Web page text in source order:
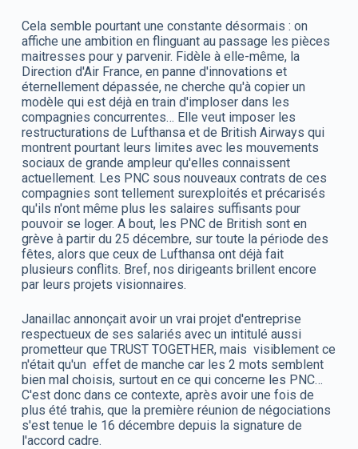
Cela semble pourtant une constante désormais : on
affiche une ambition en flinguant au passage les pièces
maitresses pour y parvenir. Fidèle à elle-même, la
Direction d'Air France, en panne d'innovations et
éternellement dépassée, ne cherche qu'à copier un
modèle qui est déjà en train d'imploser dans les
compagnies concurrentes… Elle veut imposer les
restructurations de Lufthansa et de British Airways qui
montrent pourtant leurs limites avec les mouvements
sociaux de grande ampleur qu'elles connaissent
actuellement. Les PNC sous nouveaux contrats de ces
compagnies sont tellement surexploités et précarisés
qu'ils n'ont même plus les salaires suffisants pour
pouvoir se loger. A bout, les PNC de British sont en
grève à partir du 25 décembre, sur toute la période des
fêtes, alors que ceux de Lufthansa ont déjà fait
plusieurs conflits. Bref, nos dirigeants brillent encore
par leurs projets visionnaires.
Janaillac annonçait avoir un vrai projet d'entreprise
respectueux de ses salariés avec un intitulé aussi
prometteur que TRUST TOGETHER, mais visiblement ce
n'était qu'un effet de manche car les 2 mots semblent
bien mal choisis, surtout en ce qui concerne les PNC…
C'est donc dans ce contexte, après avoir une fois de
plus été trahis, que la première réunion de négociations
s'est tenue le 16 décembre depuis la signature de
l'accord cadre.